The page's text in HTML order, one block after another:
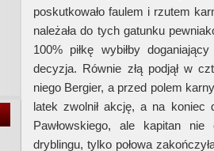
poskutkowało faulem i rzutem
należała do tych gatunku
100% piłkę wybiłby
decyzja. Równie złą podjął w
niego Bergier, a przed polem
latek zwolnił akcję, a na koniec
Pawłowskiego, ale kapitan
dryblingu, tylko połowa